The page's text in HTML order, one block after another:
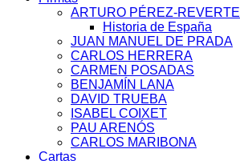
ARTURO PÉREZ-REVERTE
Historia de España
JUAN MANUEL DE PRADA
CARLOS HERRERA
CARMEN POSADAS
BENJAMÍN LANA
DAVID TRUEBA
ISABEL COIXET
PAU ARENÓS
CARLOS MARIBONA
Cartas